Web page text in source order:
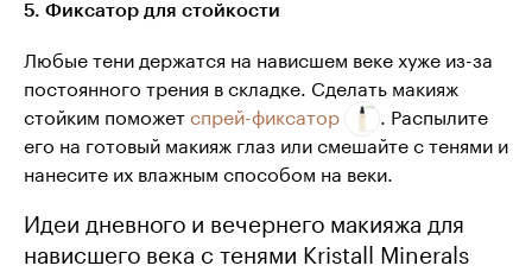
5. Фиксатор для стойкости
Любые тени держатся на нависшем веке хуже из-за
постоянного трения в складке. Сделать макияж
стойким поможетспрей-фиксатор
. Распылите
его на готовый макияж глаз или смешайте с тенями и
нанесите их влажным способом на веки.
Идеи дневного и вечернего макияжа для
нависшего века с тенями Kristall Minerals